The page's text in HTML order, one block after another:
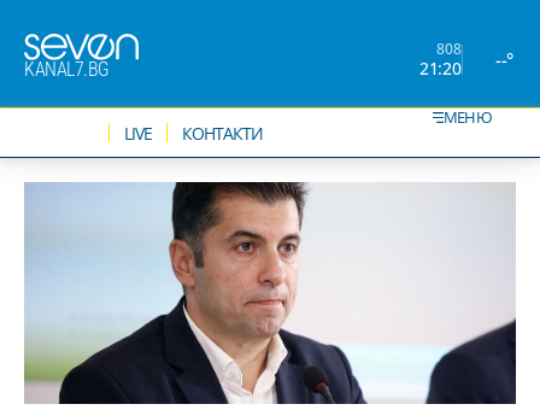
KANAL7.BG
808
21:20 --°
LIVE КОНТАКТИ
МЕНЮ